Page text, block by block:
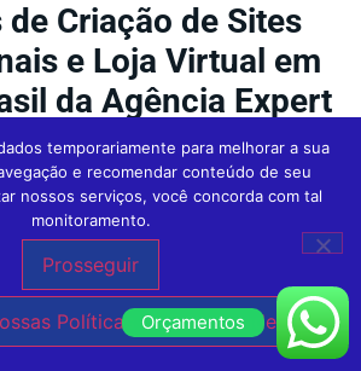
de Criação de Sites
e Loja Virtual em
da Agência Expert
Digital
Criação de Sites em São
clientes são o foco central
fazemos. Conheça outras
que confiaram no nosso
Orçamentos
temporariamente para melhorar a sua
e recomendar conteúdo de seu
nossos serviços, você concorda com tal
monitoramento.
Prosseguir
Políticas de Privacidade.